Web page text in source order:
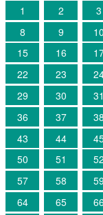
1 2 3
8
9 10
15
16
22
23
29
30 31
36
37 38
43
44
50
51 52
57
58 59
64
65 66